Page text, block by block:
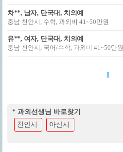
차**, 남자, 단국대, 치의예
충남 천안시, 수학, 과외비 41~50만원
유**, 여자, 단국대, 치의예
충남 천안시, 국어/수학, 과외비 41~50만원
1
* 과외선생님 바로찾기
천안시
아산시